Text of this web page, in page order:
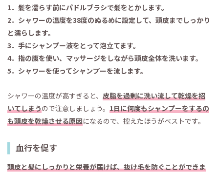
1．髪を濡らす前にパドルブラシで髪をとかします。
2．シャワーの温度を38度のぬるめに設定して、頭皮までしっかり
と濡らします。
3．手にシャンプー液をとって泡立てます。
4．指の腹を使い、マッサージをしながら頭皮全体を洗います。
5．シャワーを使ってシャンプーを流します。
シャワーの温度が高すぎると、 皮脂を過剰に洗い流して乾燥を招
いてしまうので注意しましょう。 1日に何度もシャンプーをするの
も頭皮を乾燥させる原因になるので、控えたほうがベストです。
血行を促す
頭皮と髪にしっかりと栄養が届けば、抜け毛を防ぐことができま